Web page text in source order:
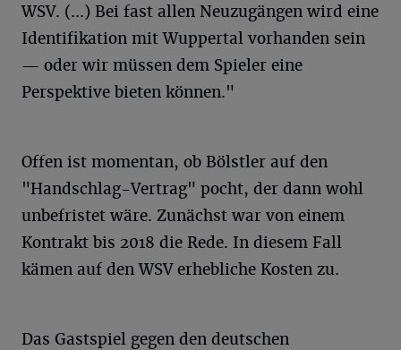
WSV. (...) Bei fast allen Neuzugängen wird eine
Identifikation mit Wuppertal vorhanden sein
— oder wir müssen dem Spieler eine
Perspektive bieten können."
Offen ist momentan, ob Bölstler auf den
"Handschlag-Vertrag" pocht, der dann wohl
unbefristet wäre. Zunächst war von einem
Kontrakt bis 2018 die Rede. In diesem Fall
kämen auf den WSV erhebliche Kosten zu.
Das Gastspiel gegen den deutschen